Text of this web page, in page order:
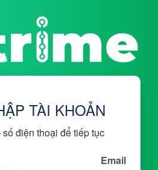
TÀI KHOẢN
điện thoại để tiếp tục
Email